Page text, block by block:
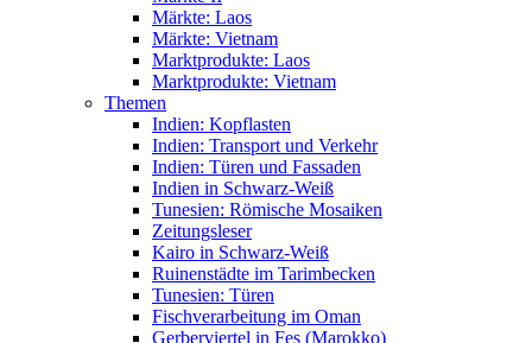
Märkte: Laos
Märkte: Vietnam
Marktprodukte: Laos
Marktprodukte: Vietnam
Themen
Indien: Kopflasten
Indien: Transport und Verkehr
Indien: Türen und Fassaden
Indien in Schwarz-Weiß
Tunesien: Römische Mosaiken
Zeitungsleser
Kairo in Schwarz-Weiß
Ruinenstädte im Tarimbecken
Tunesien: Türen
Fischverarbeitung im Oman
Gerberviertel in Fes (Marokko)